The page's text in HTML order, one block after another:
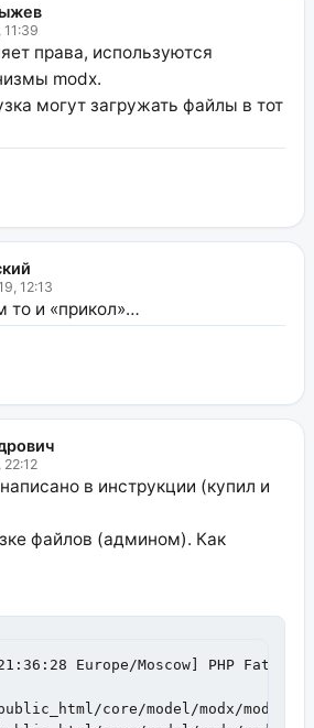
права, используются
modx.
могут загружать файлы в тот
12:13
то и «прикол»…
в инструкции (купил и
файлов (админом). Как
21:36:28 Europe/Moscow] PHP
core/model/modx/